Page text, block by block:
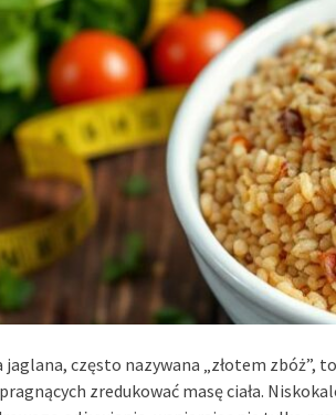
jaglana, często nazywana „złotem zbóż”,
zredukować masę ciała.